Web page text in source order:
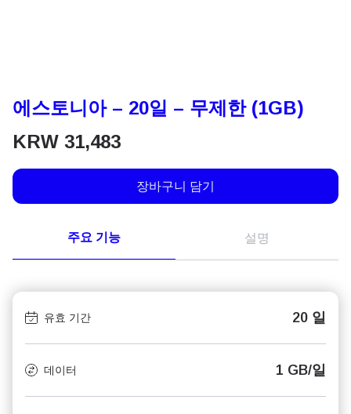
에스토니아 – 20일 – 무제한 (1GB)
KRW 31,483
장바구니 담기
주요 기능 설명
유효 기간 20 일
데이터 1 GB/일